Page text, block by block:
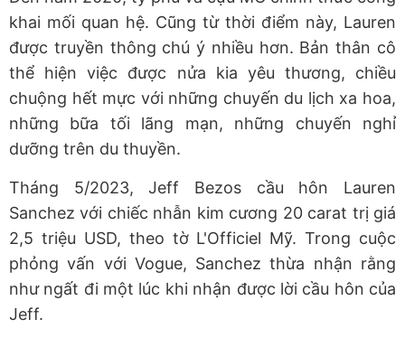
khai mối quan hệ. Cũng từ thời điểm này, Lauren
được truyền thông chú ý nhiều hơn. Bản thân cô
thể hiện việc được nửa kia yêu thương, chiều
chuộng hết mực với những chuyến du lịch xa hoa,
những bữa tối lãng mạn, những chuyến nghỉ
dưỡng trên du thuyền.
Tháng 5/2023, Jeff Bezos cầu hôn Lauren
Sanchez với chiếc nhẫn kim cương 20 carat trị giá
2,5 triệu USD, theo tờ L'Officiel Mỹ. Trong cuộc
phỏng vấn với Vogue, Sanchez thừa nhận rằng
như ngất đi một lúc khi nhận được lời cầu hôn của
Jeff.